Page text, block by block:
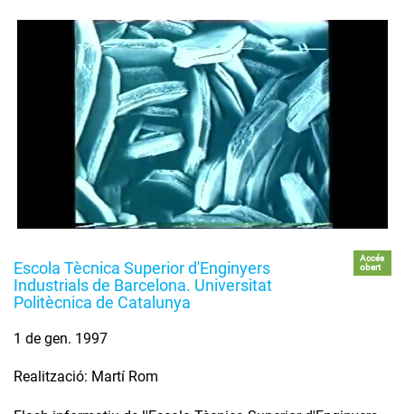
Escola Tècnica Superior d'Enginyers
Industrials de Barcelona. Universitat
Politècnica de Catalunya
Accés
obert
1 de gen. 1997
Realització: Martí Rom